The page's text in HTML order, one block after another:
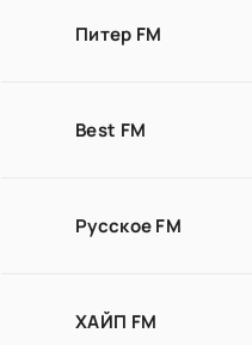
Питер FM
Best FM
Русское FM
ХАЙП FM